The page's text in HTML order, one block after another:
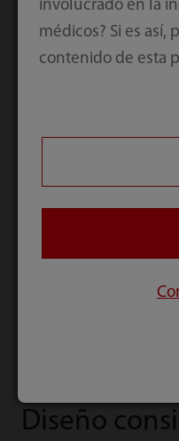
Diseño
involucrado en la
médicos? Si es así,
contenido de esta